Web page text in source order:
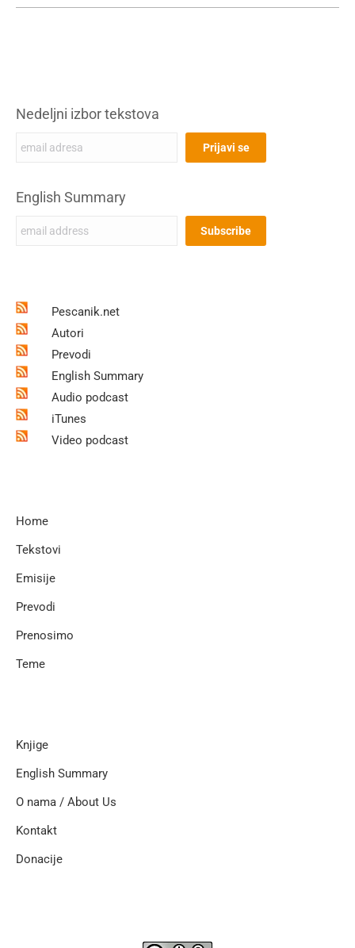
Nedeljni izbor tekstova
English Summary
Pescanik.net
Autori
Prevodi
English Summary
Audio podcast
iTunes
Video podcast
Home
Tekstovi
Emisije
Prevodi
Prenosimo
Teme
Knjige
English Summary
O nama / About Us
Kontakt
Donacije